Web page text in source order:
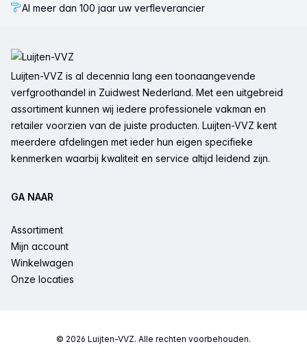
Al meer dan 100 jaar uw verfleverancier
Luijten-VVZ is al decennia lang een toonaangevende
verfgroothandel in Zuidwest Nederland. Met een uitgebreid
assortiment kunnen wij iedere professionele vakman en
retailer voorzien van de juiste producten. Luijten-VVZ kent
meerdere afdelingen met ieder hun eigen specifieke
kenmerken waarbij kwaliteit en service altijd leidend zijn.
GA NAAR
Assortiment
Mijn account
Winkelwagen
Onze locaties
© 2026 Luijten-VVZ. Alle rechten voorbehouden.